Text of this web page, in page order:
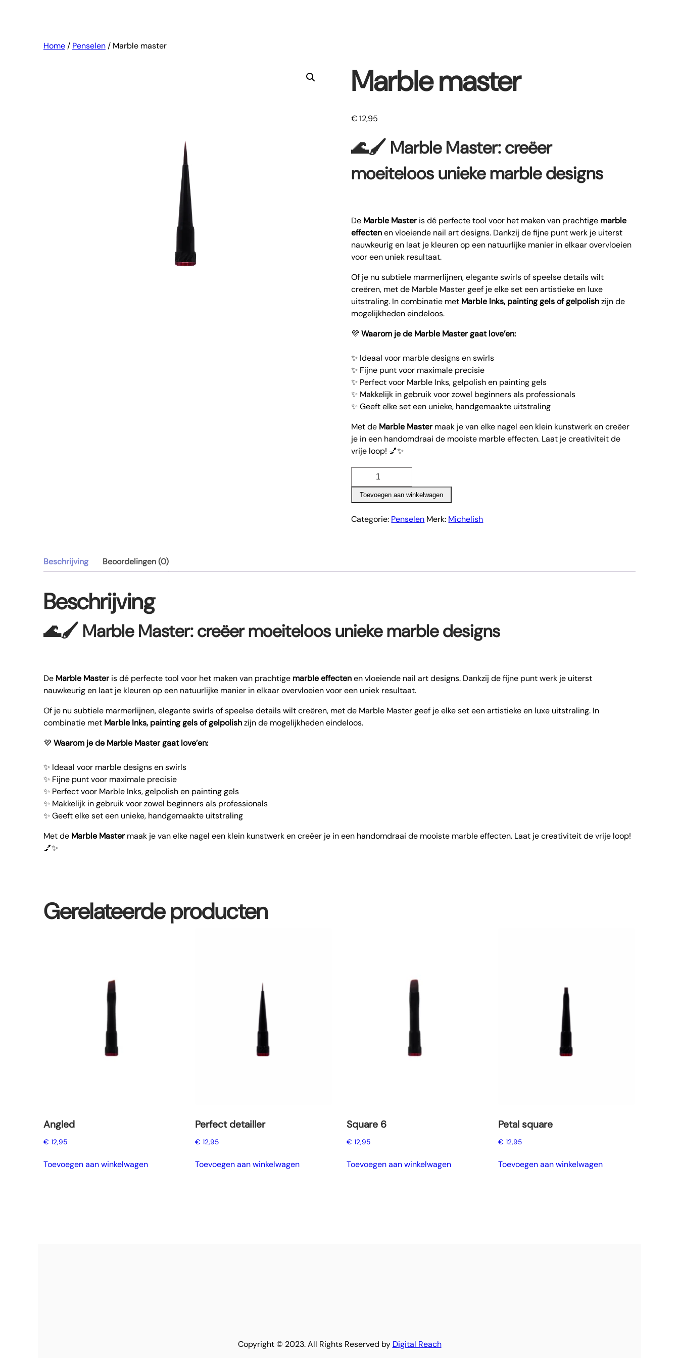
Home/ Penselen/ Marble master
Marble master
€12,95
🌊🖌️ Marble Master: creëer
moeiteloos unieke marble designs
De Marble Masteris dé perfecte tool voor het maken van prachtige marble
effectenen vloeiende nail art designs. Dankzij de fijne punt werk je uiterst
nauwkeurig en laat je kleuren op een natuurlijke manier in elkaar overvloeien
voor een uniek resultaat.
Of je nu subtiele marmerlijnen, elegante swirls of speelse details wilt
creëren, met de Marble Master geef je elke set een artistieke en luxe
uitstraling. In combinatie met Marble Inks, painting gels of gelpolishzijn de
mogelijkheden eindeloos.
💜Waarom je de Marble Master gaat love’en:
✨ Ideaal voor marble designs en swirls
✨ Fijne punt voor maximale precisie
✨ Perfect voor Marble Inks, gelpolish en painting gels
✨ Makkelijk in gebruik voor zowel beginners als professionals
✨ Geeft elke set een unieke, handgemaakte uitstraling
Met de Marble Mastermaak je van elke nagel een klein kunstwerk en creëer
je in een handomdraai de mooiste marble effecten. Laat je creativiteit de
vrije loop! 💅✨
Marble
master
aantal
Toevoegen aan winkelwagen
Categorie: Penselen Merk: Michelish
Beschrijving Beoordelingen (0)
Beschrijving
🌊🖌️ Marble Master: creëer moeiteloos unieke marble designs
De Marble Masteris dé perfecte tool voor het maken van prachtige marble effectenen vloeiende nail art designs. Dankzij de fijne punt werk je uiterst
nauwkeurig en laat je kleuren op een natuurlijke manier in elkaar overvloeien voor een uniek resultaat.
Of je nu subtiele marmerlijnen, elegante swirls of speelse details wilt creëren, met de Marble Master geef je elke set een artistieke en luxe uitstraling. In
combinatie met Marble Inks, painting gels of gelpolishzijn de mogelijkheden eindeloos.
💜 Waarom je de Marble Master gaat love’en:
✨ Ideaal voor marble designs en swirls
✨ Fijne punt voor maximale precisie
✨ Perfect voor Marble Inks, gelpolish en painting gels
✨ Makkelijk in gebruik voor zowel beginners als professionals
✨ Geeft elke set een unieke, handgemaakte uitstraling
Met de Marble Mastermaak je van elke nagel een klein kunstwerk en creëer je in een handomdraai de mooiste marble effecten. Laat je creativiteit de vrije loop!
💅✨
Gerelateerde producten
Angled
€ 12,95
Toevoegen aan winkelwagen
Perfect detailler
€ 12,95
Toevoegen aan winkelwagen
Square 6
€ 12,95
Toevoegen aan winkelwagen
Petal square
€ 12,95
Toevoegen aan winkelwagen
Copyright © 2023. All Rights Reserved by Digital Reach